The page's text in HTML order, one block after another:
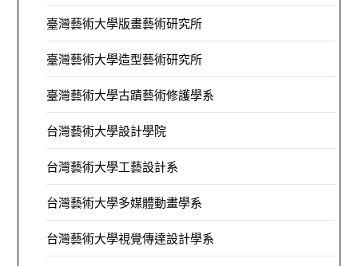
臺灣藝術大學版畫藝術研究所
臺灣藝術大學造型藝術研究所
臺灣藝術大學古蹟藝術修護學系
台灣藝術大學設計學院
台灣藝術大學工藝設計系
台灣藝術大學多媒體動畫學系
台灣藝術大學視覺傳達設計學系